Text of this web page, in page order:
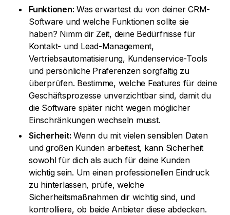
Funktionen: Was erwartest du von deiner CRM-
Software und welche Funktionen sollte sie
haben? Nimm dir Zeit, deine Bedürfnisse für
Kontakt- und Lead-Management,
Vertriebsautomatisierung, Kundenservice-Tools
und persönliche Präferenzen sorgfältig zu
überprüfen. Bestimme, welche Features für deine
Geschäftsprozesse unverzichtbar sind, damit du
die Software später nicht wegen möglicher
Einschränkungen wechseln musst.
Sicherheit: Wenn du mit vielen sensiblen Daten
und großen Kunden arbeitest, kann Sicherheit
sowohl für dich als auch für deine Kunden
wichtig sein. Um einen professionellen Eindruck
zu hinterlassen, prüfe, welche
Sicherheitsmaßnahmen dir wichtig sind, und
kontrolliere, ob beide Anbieter diese abdecken.